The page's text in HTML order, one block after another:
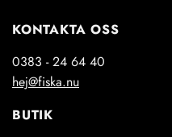
KONTAKTA OSS
0383 - 24 64 40
hej@fiska.nu
BUTIK